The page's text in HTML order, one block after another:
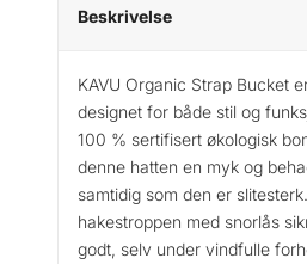
Beskrivelse
KAVU Organic Strap Bucket
designet for både stil og
100 % sertifisert økologisk
denne hatten en myk og
samtidig som den er
hakestroppen med snorlås
godt, selv under vindfulle